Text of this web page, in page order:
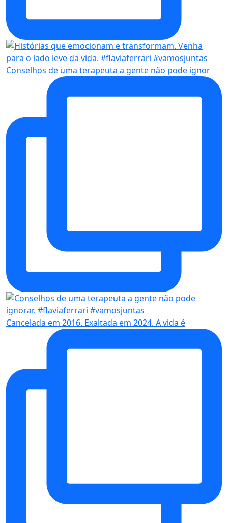
Conselhos de uma terapeuta a gente não pode ignor
Cancelada em 2016. Exaltada em 2024. A vida é